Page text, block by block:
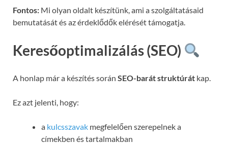
Fontos: Mi olyan oldalt készítünk, ami a szolgáltatásaid
bemutatását és az érdeklődők elérését támogatja.
Keresőoptimalizálás (SEO)
A honlap már a készítés során SEO-barát struktúrát kap.
Ez azt jelenti, hogy:
a kulcsszavak megfelelően szerepelnek a
címekben és tartalmakban